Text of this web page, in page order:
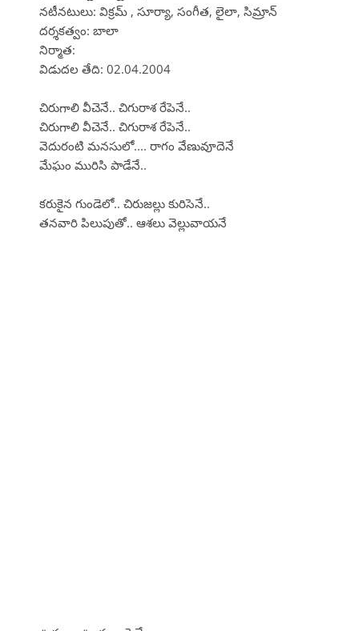
నటీనటులు: విక్రమ్ , సూర్యా, సంగీత, లైలా, సిమ్రాన్
దర్శకత్వం: బాలా
నిర్మాత:
విడుదల తేది: 02.04.2004
చిరుగాలి వీచెనే.. చిగురాశ రేపెనే..
చిరుగాలి వీచెనే.. చిగురాశ రేపెనే..
వెదురంటి మనసులో.... రాగం వేణువూదెనే
మేఘం మురిసి పాడేనే..
కరుకైన గుండెలో.. చిరుజల్లు కురిసెనే..
తనవారి పిలుపుతో.. ఆశలు వెల్లువాయనే